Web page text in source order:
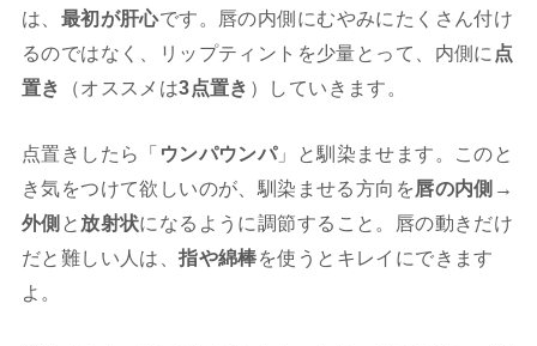
は、 最初が肝心です。唇の内側にむやみにたくさん付け
るのではなく、リップティントを少量とって、内側に 点
置き
（オススメは3点置き ）していきます。
点置きしたら「 ウンパウンパ」と馴染ませます。このと
き気をつけて欲しいのが、馴染ませる方向を唇の内側→
外側 と 放射状になるように調節すること。唇の動きだけ
だと難しい人は、指や綿棒を使うとキレイにできます
よ。